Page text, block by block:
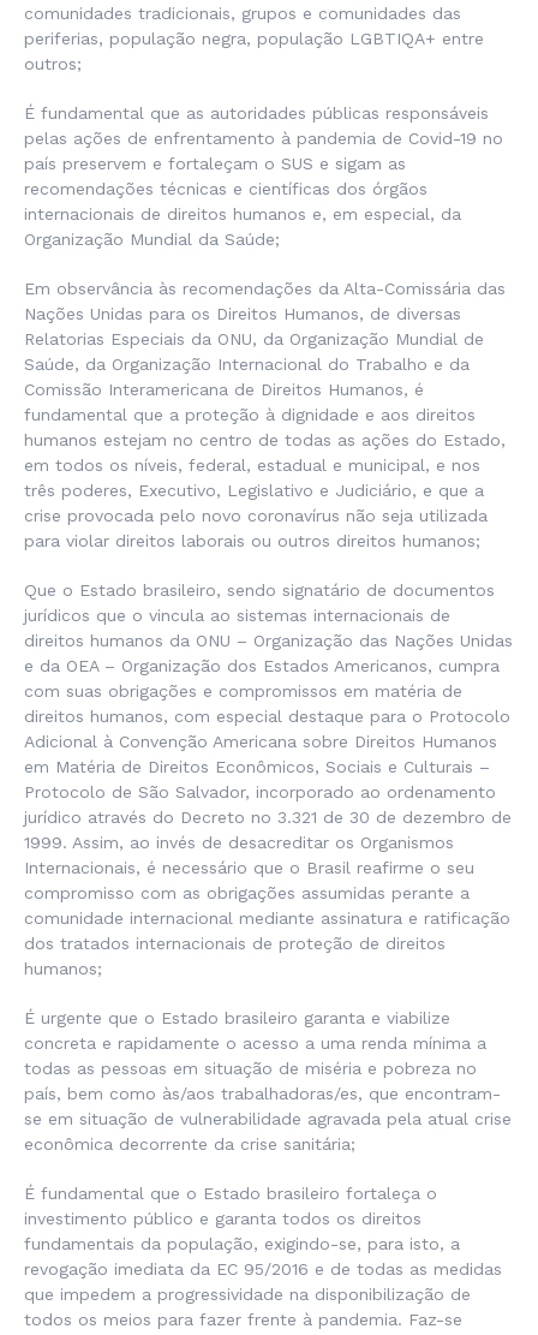
comunidades tradicionais, grupos e comunidades das
periferias, população negra, população LGBTIQA+ entre
outros;
É fundamental que as autoridades públicas responsáveis
pelas ações de enfrentamento à pandemia de Covid-19 no
país preservem e fortaleçam o SUS e sigam as
recomendações técnicas e científicas dos órgãos
internacionais de direitos humanos e, em especial, da
Organização Mundial da Saúde;
Em observância às recomendações da Alta-Comissária das
Nações Unidas para os Direitos Humanos, de diversas
Relatorias Especiais da ONU, da Organização Mundial de
Saúde, da Organização Internacional do Trabalho e da
Comissão Interamericana de Direitos Humanos, é
fundamental que a proteção à dignidade e aos direitos
humanos estejam no centro de todas as ações do Estado,
em todos os níveis, federal, estadual e municipal, e nos
três poderes, Executivo, Legislativo e Judiciário, e que a
crise provocada pelo novo coronavírus não seja utilizada
para violar direitos laborais ou outros direitos humanos;
Que o Estado brasileiro, sendo signatário de documentos
jurídicos que o vincula ao sistemas internacionais de
direitos humanos da ONU – Organização das Nações Unidas
e da OEA – Organização dos Estados Americanos, cumpra
com suas obrigações e compromissos em matéria de
direitos humanos, com especial destaque para o Protocolo
Adicional à Convenção Americana sobre Direitos Humanos
em Matéria de Direitos Econômicos, Sociais e Culturais –
Protocolo de São Salvador, incorporado ao ordenamento
jurídico através do Decreto no 3.321 de 30 de dezembro de
1999. Assim, ao invés de desacreditar os Organismos
Internacionais, é necessário que o Brasil reafirme o seu
compromisso com as obrigações assumidas perante a
comunidade internacional mediante assinatura e ratificação
dos tratados internacionais de proteção de direitos
humanos;
É urgente que o Estado brasileiro garanta e viabilize
concreta e rapidamente o acesso a uma renda mínima a
todas as pessoas em situação de miséria e pobreza no
país, bem como às/aos trabalhadoras/es, que encontram-
se em situação de vulnerabilidade agravada pela atual crise
econômica decorrente da crise sanitária;
É fundamental que o Estado brasileiro fortaleça o
investimento público e garanta todos os direitos
fundamentais da população, exigindo-se, para isto, a
revogação imediata da EC 95/2016 e de todas as medidas
que impedem a progressividade na disponibilização de
todos os meios para fazer frente à pandemia. Faz-se